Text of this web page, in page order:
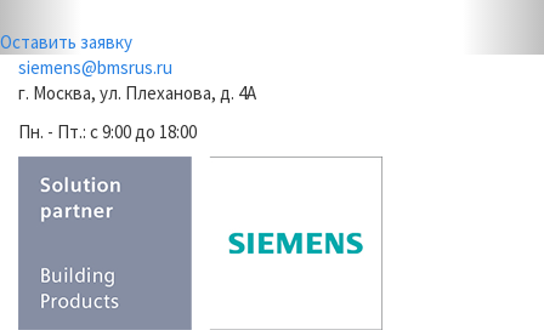
Оставить заявку
siemens@bmsrus.ru
г. Москва, ул. Плеханова, д. 4А
Пн. - Пт.: c 9:00 до 18:00